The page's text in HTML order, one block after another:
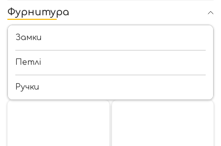
Фурнитура
Замки
Петлі
Ручки